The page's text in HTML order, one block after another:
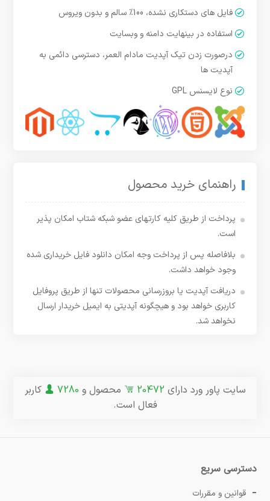
فایل های دستکاری نشده، 100% سالم و بدون ویروس
استفاده در بینهایت دامنه و وبسایت
درصورت زدن تیک آپدیت مادام العمر، دسترسی دائمی به
آپدیت ها
نوع لایسنس GPL
راهنمای خرید محصول
پرداخت از طریق کلیه کارتهای عضو شبکه شتاب امکان پذیر
است.
بلافاصله پس از پرداخت وجه امکان دانلود فایل خریداری شده
وجود خواهد داشت.
دریافت آپدیت یا بروزرسانی محصولات تنها از طریق پروفایل
کاربری خواهد بود و هیچگونه آپدیتی به ایمیل خریدار ارسال
نخواهد شد.
سایت پاور ورد دارای 20472 محصول و 7280
کاربر
فعال است.
دسترسی سریع
قوانین و مقررات